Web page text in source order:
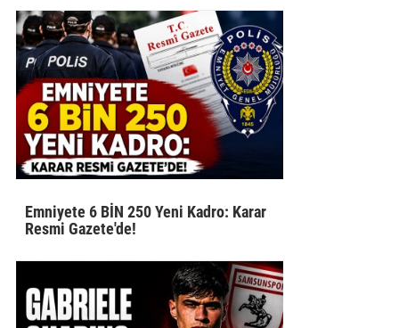
Emniyete 6 BİN 250 Yeni Kadro: Karar
Resmi Gazete'de!